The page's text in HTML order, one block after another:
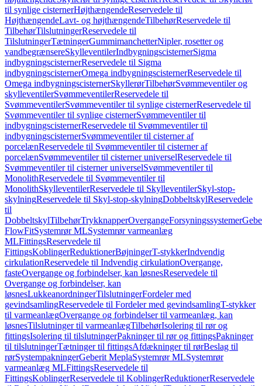
til synlige cisternerHøjthængendeReservedele til
HøjthængendeLavt- og højthængendeTilbehørReservedele til
TilbehørTilslutningerReservedele til
TilslutningerTætningerGummimanchetterNipler, rosetter og
vandbegrænsereSkylleventilerIndbygningscisternerSigma
indbygningscisternerReservedele til Sigma
indbygningscisternerOmega indbygningscisternerReservedele til
Omega indbygningscisternerSkyllerørTilbehørSvømmeventiler og
skylleventilerSvømmeventilerReservedele til
SvømmeventilerSvømmeventiler til synlige cisternerReservedele til
Svømmeventiler til synlige cisternerSvømmeventiler til
indbygningscisternerReservedele til Svømmeventiler til
indbygningscisternerSvømmeventiler til cisterner af
porcelænReservedele til Svømmeventiler til cisterner af
porcelænSvømmeventiler til cisterner universelReservedele til
Svømmeventiler til cisterner universelSvømmeventiler til
MonolithReservedele til Svømmeventiler til
MonolithSkylleventilerReservedele til SkylleventilerSkyl-stop-
skylningReservedele til Skyl-stop-skylningDobbeltskylReservedele
til
DobbeltskylTilbehørTrykknapperOvergangeForsyningssystemer
FlowFitSystemrør MLSystemrør varmeanlæg
MLFittingsReservedele til
FittingsKoblingerReduktionerBøjningerT-stykkerIndvendig
cirkulationReservedele til Indvendig cirkulationOvergange,
fasteOvergange og forbindelser, kan løsnesReservedele til
Overgange og forbindelser, kan
løsnesLukkeanordningerTilslutningerFordeler med
gevindsamlingReservedele til Fordeler med gevindsamlingT-stykker
til varmeanlægOvergange og forbindelser til varmeanlæg, kan
løsnesTilslutninger til varmeanlægTilbehørIsolering til rør og
fittingsIsolering til tilslutningerPakninger til rør og fittingsPakninger
til tilslutningerTætninger til fittingsAfdækninger til rørBeslag til
rørSystempakningerGeberit MeplaSystemrør MLSystemrør
varmeanlæg MLFittingsReservedele til
FittingsKoblingerReservedele til KoblingerReduktionerReservedele